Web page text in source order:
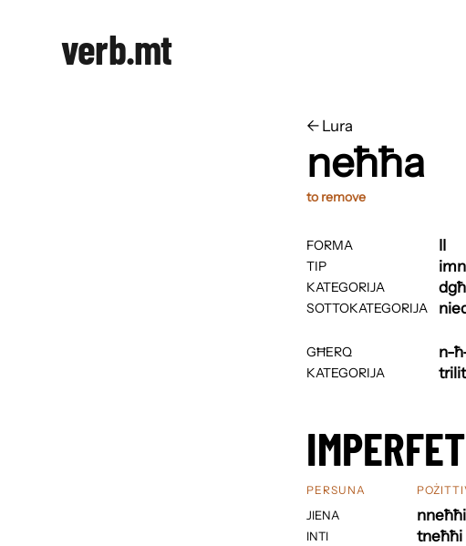
verb.mt
← ​​Lura
neħħa
to remove
FORMA
TIP
KATEGORIJA
SOTTOKATEGORIJA
GĦERQ
KATEGORIJA
n-
PERSUNA
JIENA
INTI
nneħħi
tneħħi